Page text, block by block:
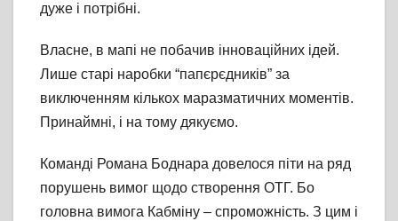
дуже і потрібні.
Власне, в мапі не побачив інноваційних ідей.
Лише старі наробки “папєрєдників” за
виключенням кількох маразматичних моментів.
Принаймні, і на тому дякуємо.
Команді Романа Боднара довелося піти на ряд
порушень вимог щодо створення ОТГ. Бо
головна вимога Кабміну – спроможність. З цим і